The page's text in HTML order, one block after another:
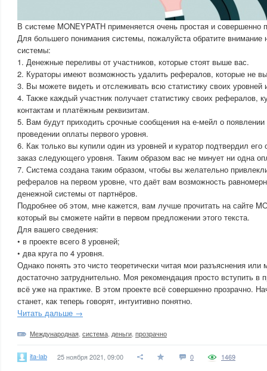
В системе MONEYPATH применяется очень простая и совершенно
Для большего понимания системы, пожалуйста обратите
системы:
1. Денежные переливы от участников, которые стоят выше вас.
2. Кураторы имеют возможность удалить рефералов, которые не
3. Вы можете видеть и отслеживать всю статистику своих уровней
4. Также каждый участник получает статистику своих рефералов,
контактам и платёжным реквизитам.
5. Вам будут приходить срочные сообщения на е-мейл о
проведении оплаты первого уровня.
6. Как только вы купили один из уровней и куратор подтвердил
заказ следующего уровня. Таким образом вас не минует ни одна
7. Система создана таким образом, чтобы вы желательно
рефералов на первом уровне, что даёт вам возможность
денежной системы от партнёров.
Подробнее об этом, мне кажется, вам лучше прочитать на сайте
который вы сможете найти в первом предложении этого текста.
Для вашего сведения:
• в проекте всего 8 уровней;
• два круга по 4 уровня.
Однако понять это чисто теоретически читая мои разъяснения или
достаточно затруднительно. Моя рекомендация просто вступить в
всё уже на практике. В этом проекте всё совершенно прозрачно.
станет, как теперь говорят, интуитивно понятно.
Читать дальше →
Международная система деньги прозрачно
ita-lab 25 ноября 2021, 09:00 0 1469